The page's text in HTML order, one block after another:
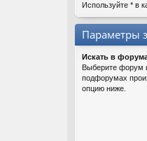
Используйте * в
Параметры
Искать в
Выберите форум
подфорумах
опцию ниже.